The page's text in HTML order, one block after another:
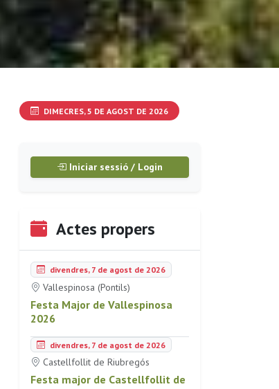
DIMECRES, 5 DE AGOST DE 2026
Iniciar sessió / Login
Actes propers
divendres, 7 de agost de 2026
Vallespinosa (Pontils)
Festa Major de Vallespinosa
2026
divendres, 7 de agost de 2026
Castellfollit de Riubregós
Festa major de Castellfollit de